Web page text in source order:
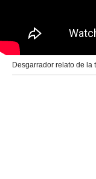
Desgarrador relato de la